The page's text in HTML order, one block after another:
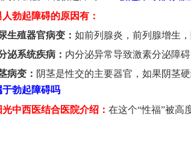
勃起障碍的原因有：
生殖器官病变： 如前列腺炎，前列腺增生
泌系统疾病： 内分泌异常导致激素分泌障
病变： 阴茎是性交的主要器官，如果阴茎
勃起障碍吗
中西医结合医院介绍： 在这个“性福”被高